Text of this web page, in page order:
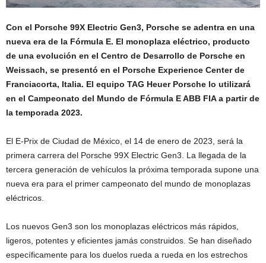
Con el Porsche 99X Electric Gen3, Porsche se adentra en una
nueva era de la Fórmula E. El monoplaza eléctrico, producto
de una evolución en el Centro de Desarrollo de Porsche en
Weissach, se presentó en el Porsche Experience Center de
Franciacorta, Italia. El equipo TAG Heuer Porsche lo utilizará
en el Campeonato del Mundo de Fórmula E ABB FIA a partir de
la temporada 2023.
El E-Prix de Ciudad de México, el 14 de enero de 2023, será la
primera carrera del Porsche 99X Electric Gen3. La llegada de la
tercera generación de vehículos la próxima temporada supone una
nueva era para el primer campeonato del mundo de monoplazas
eléctricos.
Los nuevos Gen3 son los monoplazas eléctricos más rápidos,
ligeros, potentes y eficientes jamás construidos. Se han diseñado
específicamente para los duelos rueda a rueda en los estrechos